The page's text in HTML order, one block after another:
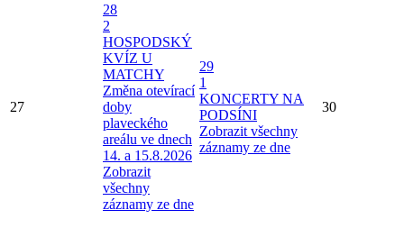
27
28
2
HOSPODSKÝ
KVÍZ U
MATCHY
Změna otevírací
doby
plaveckého
areálu ve dnech
14. a 15.8.2026
Zobrazit
všechny
záznamy ze dne
29
1
KONCERTY NA
PODSÍNI
Zobrazit všechny
záznamy ze dne
30